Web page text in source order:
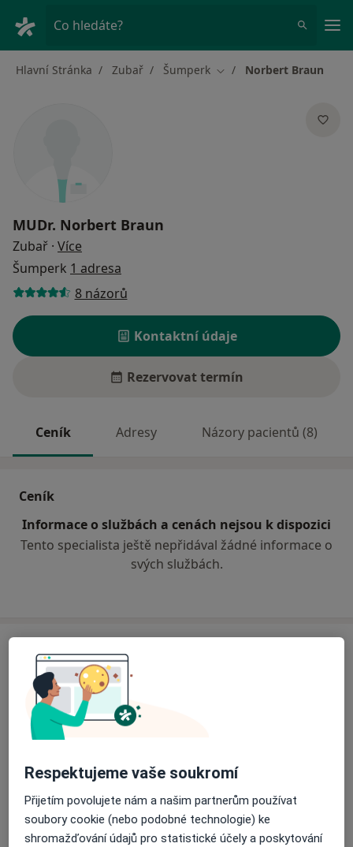
Co hledáte?
Hlavní Stránka Zubař Šumperk Změna města
Norbert Braun
MUDr. Norbert Braun
Zubař · Více
Šumperk 1 adresa
8 názorů
Kontaktní údaje
Rezervovat termín
Ceník Adresy Názory pacientů (8)
Ceník
Informace o službách a cenách nejsou k dispozici
Tento specialista ještě nepřidával žádné informace o
svých službách.
Stomatologická ordinace
Jesenická 49, Šumperk
Dostupnost
Na této adrese online kalendář není aktivní
Co mám v takové situaci udělat?
Respektujeme vaše soukromí
Přijetím povolujete nám a našim partnerům používat
soubory cookie (nebo podobné technologie) ke
shromažďování údajů pro statistické účely a poskytování